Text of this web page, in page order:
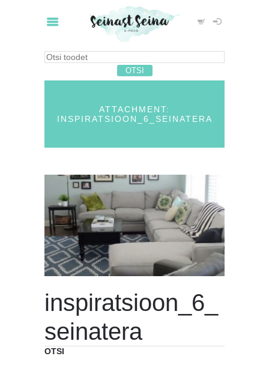
ATTACHMENT:
INSPIRATSIOON_6_SEINATERA
inspiratsioon_6_
seinatera
OTSI